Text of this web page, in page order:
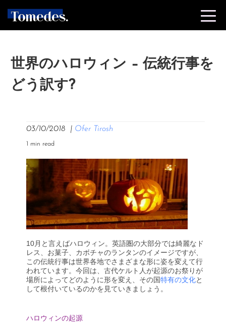
世界のハロウィン – 伝統行事を
どう訳す?
03/10/2018 | Ofer Tirosh
1 min read
10月と言えばハロウィン。英語圏の大部分では綺麗なド
レス、お菓子、カボチャのランタンのイメージですが、
この伝統行事は世界各地でさまざまな形に姿を変えて行
われています。今回は、古代ケルト人が起源のお祭りが
場所によってどのように形を変え、その国特有の文化と
して根付いているのかを見ていきましょう。
ハロウィンの起源